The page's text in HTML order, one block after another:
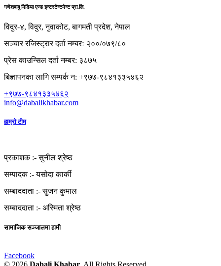
गणेशबाबु मिडिया एण्ड इन्टरटेन्टमेन्ट प्रा.लि.
विदुर-४, विदुर, नुवाकोट, बागमती प्रदेश, नेपाल
सञ्चार रजिस्ट्रार दर्ता नम्बरः २००/०७९/८०
प्रेस काउन्सिल दर्ता नम्बर: ३८७५
बिज्ञापनका लागि सम्पर्क न: +९७७-९८४१३३५४६२
+९७७-९८४१३३५४६२
info@dabalikhabar.com
हाम्रो टीम
प्रकाशक :-सुनील श्रेष्ठ
सम्पादक :-यसोदा कार्की
सम्बाददाता :-सुजन कुमाल
सम्बाददाता :- अस्मिता श्रेष्ठ
सामाजिक सञ्जालमा हामी
Facebook
© 2026 Dabali Khabar . All Rights Reserved.